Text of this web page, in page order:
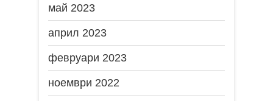
май 2023
април 2023
февруари 2023
ноември 2022